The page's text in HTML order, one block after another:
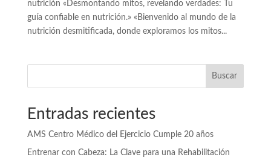
nutrición «Desmontando mitos, revelando verdades: Tu
guía confiable en nutrición.» «Bienvenido al mundo de la
nutrición desmitificada, donde exploramos los mitos...
Buscar
Entradas recientes
AMS Centro Médico del Ejercicio Cumple 20 años
Entrenar con Cabeza: La Clave para una Rehabilitación